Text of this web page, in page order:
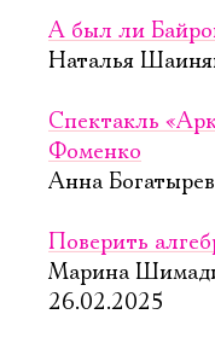
А был ли
Наталья
Спектакль
Фоменко
Анна
Поверить
Марина
26.02.2025